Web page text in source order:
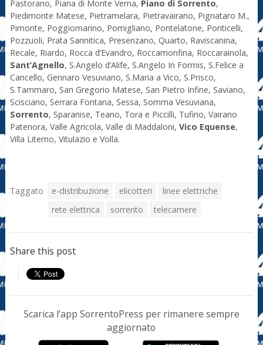
Pastorano, Piana di Monte Verna, Piano di Sorrento,
Piedimonte Matese, Pietramelara, Pietravairano, Pignataro M.,
Pimonte, Poggiomarino, Pomigliano, Pontelatone, Ponticelli,
Pozzuoli, Prata Sannitica, Presenzano, Quarto, Raviscanina,
Recale, Riardo, Rocca d’Evandro, Roccamonfina, Roccarainola,
Sant’Agnello, S.Angelo d’Alife, S.Angelo In Formis, S.Felice a
Cancello, Gennaro Vesuviano, S.Maria a Vico, S.Prisco,
S.Tammaro, San Gregorio Matese, San Pietro Infine, Saviano,
Scisciano, Serrara Fontana, Sessa, Somma Vesuviana,
Sorrento, Sparanise, Teano, Tora e Piccilli, Tufino, Vairano
Patenora, Valle Agricola, Valle di Maddaloni, Vico Equense,
Villa Literno, Vitulazio e Volla.
Taggato e-distribuzione elicotteri
linee elettriche
rete elettrica
sorrento telecamere
Share this post
Scarica l’app SorrentoPress per rimanere sempre
aggiornato